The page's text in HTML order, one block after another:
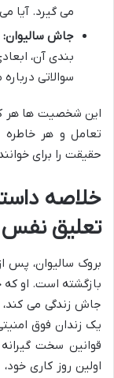
می گیرد. آیا
جاش سالیوان:
بندی آن،
سوالاتی
این شخصیت ها هر
تعامل و هر خاطره
حقیقت را برای
خلاصه
تعلیق نفس
بروک سالیوان، پس
بازگشته است. او
جاش زندگی می کند،
یک زندان فوق
قوانین سخت
اولین روز کاری